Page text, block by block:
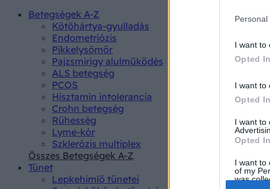
I want to
Opted In
I want to
Opted In
I want to
Opted In
I want to
of my
was
Betegségek A-Z
Kötőhártya-gyulladás
Endometriózis
Pikkelysömör
Pajzsmirigy alulműködés
ALS betegség
PCOS
Hisztamin intolerancia
Crohn betegség
Rühesség
Lyme-kór
Szklerózis multiplex
Összes Betegségek A-Z
Tünet
Lepkehimlő tünetei